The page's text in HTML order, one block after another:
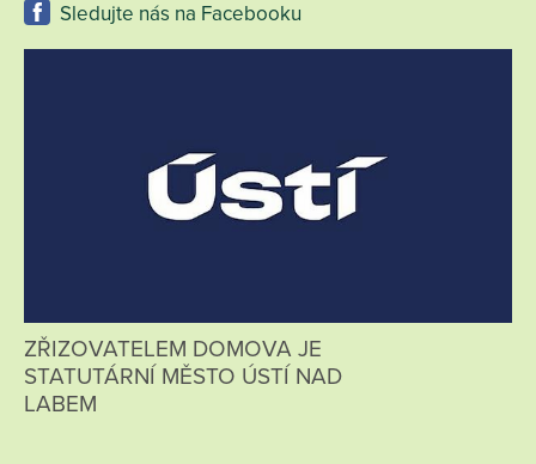
Sledujte nás na Facebooku
ZŘIZOVATELEM DOMOVA JE
STATUTÁRNÍ MĚSTO ÚSTÍ NAD
LABEM